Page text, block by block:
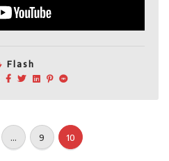
Flash
Pagination
… 9 10